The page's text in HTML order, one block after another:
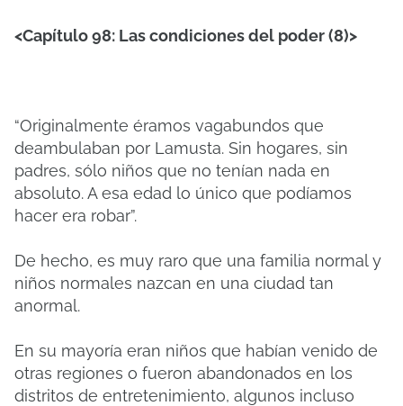
<Capítulo 98: Las condiciones del poder (8)>
“Originalmente éramos vagabundos que
deambulaban por Lamusta. Sin hogares, sin
padres, sólo niños que no tenían nada en
absoluto. A esa edad lo único que podíamos
hacer era robar”.
De hecho, es muy raro que una familia normal y
niños normales nazcan en una ciudad tan
anormal.
En su mayoría eran niños que habían venido de
otras regiones o fueron abandonados en los
distritos de entretenimiento, algunos incluso